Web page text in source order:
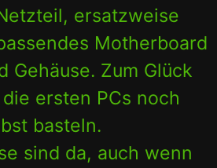
ersatzweise
Motherboard
Gehäuse. Zum Glück
ersten PCs noch
basteln.
sind da, auch wenn